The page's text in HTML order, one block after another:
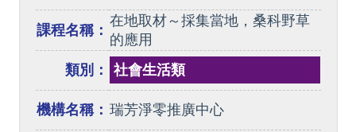
課程名稱：
在地取材～採集當地，桑科野草
的應用
類別：
社會生活類
機構名稱： 瑞芳淨零推廣中心